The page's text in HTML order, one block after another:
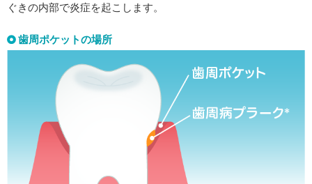
歯周病について
CM情報
よくあるご質問
サイトマップ
ぐきの内部で炎症を起こします。
歯周ポケットの場所